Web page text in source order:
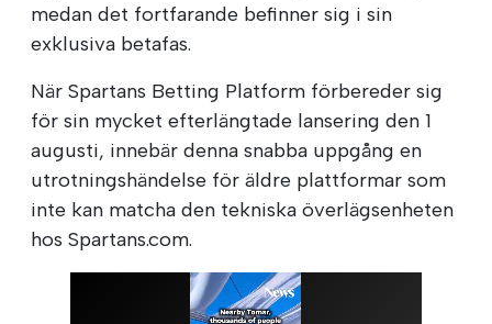
medan det fortfarande befinner sig i sin
exklusiva betafas.
När Spartans Betting Platform förbereder sig
för sin mycket efterlängtade lansering den 1
augusti, innebär denna snabba uppgång en
utrotningshändelse för äldre plattformar som
inte kan matcha den tekniska överlägsenheten
hos Spartans.com.